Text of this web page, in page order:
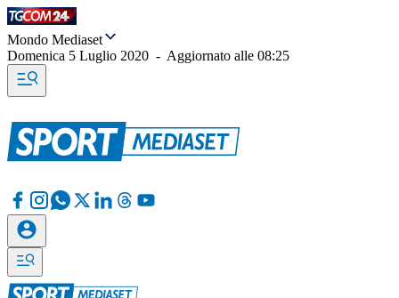
Mondo Mediaset
Domenica 5 Luglio 2020 - Aggiornato alle 08:25